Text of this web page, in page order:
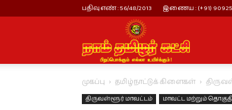
பதிவு எண் : 56/48/2013 இணைய : (+91)
நாம்
தமிழர்
முகப்பு தமிழ்நாட்டுக் கிளைகள்
திருவள்ளூர் மாவட்டம் மாவட்ட மற்றும்